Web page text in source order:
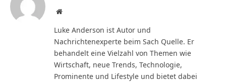
Website
Luke Anderson ist Autor und
Nachrichtenexperte beim Sach Quelle. Er
behandelt eine Vielzahl von Themen wie
Wirtschaft, neue Trends, Technologie,
Prominente und Lifestyle und bietet dabei